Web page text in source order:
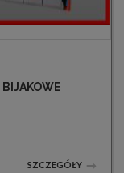
BIJAKOWE
SZCZEGÓŁY